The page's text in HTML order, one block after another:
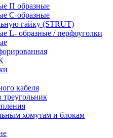
П образные
C-образные
гайку (STRUT)
L- образные / перфоуголки
кабеля
треугольник
хомутам и блокам